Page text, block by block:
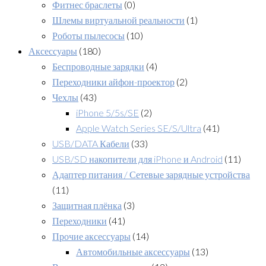
Фитнес браслеты (0)
Шлемы виртуальной реальности (1)
Роботы пылесосы (10)
Аксессуары (180)
Беспроводные зарядки (4)
Переходники айфон-проектор (2)
Чехлы (43)
iPhone 5/5s/SE (2)
Apple Watch Series SE/S/Ultra (41)
USB/DATA Кабели (33)
USB/SD накопители для iPhone и Android (11)
Адаптер питания / Сетевые зарядные устройства
(11)
Защитная плёнка (3)
Переходники (41)
Прочие аксессуары (14)
Автомобильные аксессуары (13)